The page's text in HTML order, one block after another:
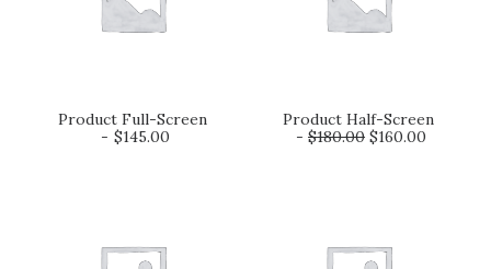
AJOUTER AU PANIER
Product Full-Screen
$145.00 AJOUTER AU PANIER
Product Half-Screen
$180.00 $160.00